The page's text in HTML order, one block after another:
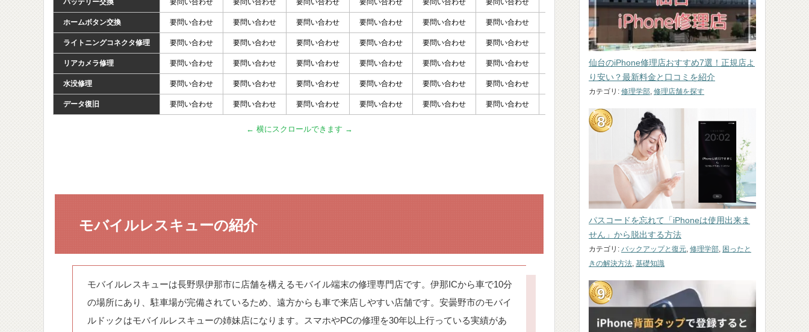
バッテリー交換 要問い合わせ 要問い合わせ 要問い合わせ 要問い合わせ 要問い合わせ 要問い合わせ 要問い合わせ 要問い合わせ 要問い合わせ 要問い合わせ
ホームボタン交換 要問い合わせ 要問い合わせ 要問い合わせ 要問い合わせ 要問い合わせ 要問い合わせ 要問い合わせ 要問い合わせ 要問い合わせ 要問い合わせ
ライトニングコネクタ修理 要問い合わせ 要問い合わせ 要問い合わせ 要問い合わせ 要問い合わせ 要問い合わせ 要問い合わせ 要問い合わせ 要問い合わせ 要問い合わせ
リアカメラ修理 要問い合わせ 要問い合わせ 要問い合わせ 要問い合わせ 要問い合わせ 要問い合わせ 要問い合わせ 要問い合わせ 要問い合わせ 要問い合わせ
水没修理 要問い合わせ 要問い合わせ 要問い合わせ 要問い合わせ 要問い合わせ 要問い合わせ 要問い合わせ 要問い合わせ 要問い合わせ
データ復旧 要問い合わせ 要問い合わせ 要問い合わせ 要問い合わせ 要問い合わせ 要問い合わせ
モバイルレスキューの紹介
モバイルレスキューは長野県伊那市に店舗を構えるモバイル端末の修理専門店です。伊那ICから車で10分
の場所にあり、駐車場が完備されているため、遠方からも車で来店しやすい店舗です。安曇野市のモバイ
ルドックはモバイルレスキューの姉妹店になります。スマホやPCの修理を30年以上行っている実績があ
仙台のiPhone修理店おすすめ7選！正規店よ
り安い？最新料金と口コミを紹介
カテゴリ: 修理学部 修理店舗を探す
パスコードを忘れて「iPhoneは使用出来ま
せん」から脱出する方法
カテゴリ: バックアップと復元 修理学部
困ったと
きの解決方法 基礎知識